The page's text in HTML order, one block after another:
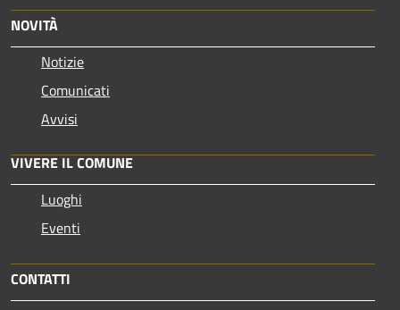
NOVITÀ
Notizie
Comunicati
Avvisi
VIVERE IL COMUNE
Luoghi
Eventi
CONTATTI